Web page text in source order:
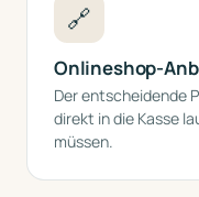
🔗
Onlineshop-
Der entscheidende
direkt in die Kasse
müssen.